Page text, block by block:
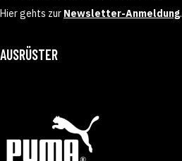
Hier gehts zur Newsletter-Anmeldung.
AUSRÜSTER